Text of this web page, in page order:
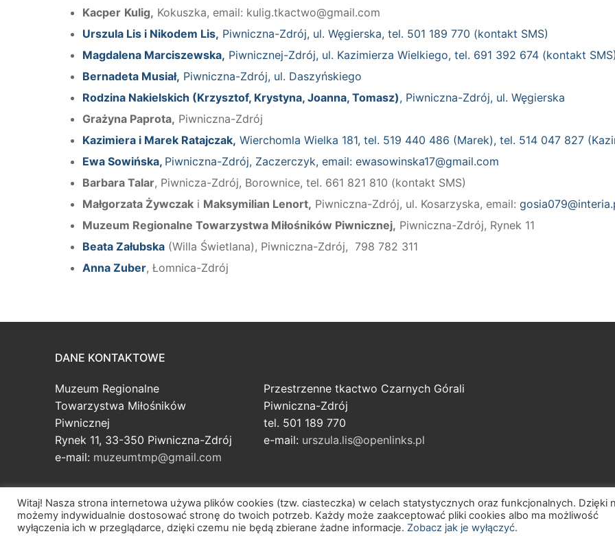
Kacper Kulig, Kokuszka, email: kulig.tkactwo@gmail.com
Urszula Lis i Nikodem Lis, Piwniczna-Zdrój, ul. Węgierska, tel. 501 189 770 (kontakt SMS)
Magdalena Marciszewska, Piwnicznej-Zdrój, ul. Kazimierza Wielkiego, tel. 691 392 674 (kontakt SMS)
Bernadeta Musiał, Piwniczna-Zdrój, ul. Daszyńskiego
Rodzina Nakielskich (Krzysztof, Krystyna, Joanna, Tomasz), Piwniczna-Zdrój, ul. Węgierska
Grażyna Paprota, Piwniczna-Zdrój
Kazimiera i Marek Ratajczak, Wierchomla Wielka 181, tel. 519 440 486 (Marek), tel. 514 047 827
Ewa Sowińska, Piwniczna-Zdrój, Zaczerczyk, email: ewasowinska17@gmail.com
Barbara Talar, Piwnicza-Zdrój, Borownice, tel. 661 821 810 (kontakt SMS)
Małgorzata Żywczak i Maksymilian Lenort, Piwniczna-Zdrój, ul. Kosarzyska, email:
Muzeum Regionalne Towarzystwa Miłośników Piwnicznej, Piwniczna-Zdrój, Rynek 11
Beata Załubska (Willa Świetlana), Piwniczna-Zdrój, 798 782 311
Anna Zuber, Łomnica-Zdrój
DANE KONTAKTOWE
Muzeum Regionalne
Towarzystwa Miłośników
Piwnicznej
Rynek 11, 33-350 Piwniczna-Zdrój
e-mail: muzeumtmp@gmail.com
Przestrzenne tkactwo Czarnych Górali
Piwniczna-Zdrój
tel. 501 189 770
e-mail: urszula.lis@openlinks.pl
Prawa autorskie © 2026 Rękawice furmańskie.
Witaj! Nasza strona internetowa używa plików cookies (tzw. ciasteczka) w celach statystycznych oraz funkcjonalnych. Dzięki
możemy indywidualnie dostosować stronę do twoich potrzeb. Każdy może zaakceptować pliki cookies albo ma możliwość
wyłączenia ich w przeglądarce, dzięki czemu nie będą zbierane żadne informacje. Zobacz jak je wyłączyć.